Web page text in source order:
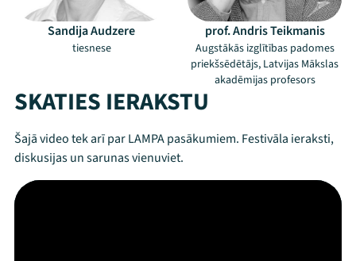
Veikals
Kontakti
Sandija Audzere
tiesnese
prof. Andris Teikmanis
Augstākās izglītības padomes
priekšsēdētājs, Latvijas Mākslas
akadēmijas profesors
SKATIES IERAKSTU
Šajā video tek arī par LAMPA pasākumiem. Festivāla ieraksti,
diskusijas un sarunas vienuviet.